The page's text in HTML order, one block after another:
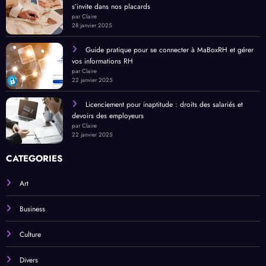
que
ain
tourn
s’invite dans nos placards
par Claire
28 janvier 2025
Guide pratique pour se connecter à MaBoxRH et gérer
vos informations RH
par Claire
22 janvier 2025
Licenciement pour inaptitude : droits des salariés et
devoirs des employeurs
par Claire
22 janvier 2025
CATEGORIES
Art
Business
Culture
Divers